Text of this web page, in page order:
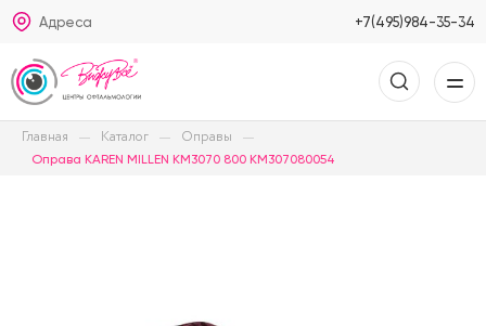
Адреса +7(495)984-35-34
Главная Каталог Оправы
Оправа KAREN MILLEN KM3070 800 KM307080054